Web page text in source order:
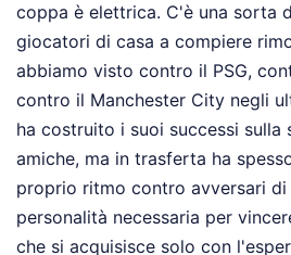
coppa è elettrica. C'è una sorta
giocatori di casa a compiere
abbiamo visto contro il PSG,
contro il Manchester City negli
ha costruito i suoi successi sulla
amiche, ma in trasferta ha
proprio ritmo contro avversari di
personalità necessaria per
che si acquisisce solo con